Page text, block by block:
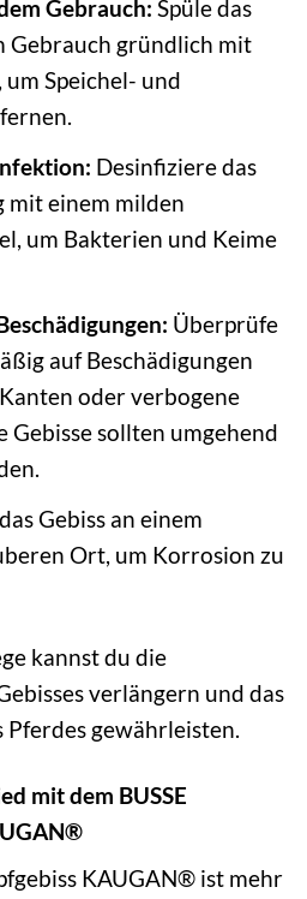
Gebrauch: Spüle das
Gebrauch gründlich mit
Speichel- und
Desinfiziere das
mit einem milden
um Bakterien und Keime
Überprüfe
auf Beschädigungen
oder verbogene
Gebisse sollten umgehend
Gebiss an einem
Ort, um Korrosion zu
kannst du die
verlängern und das
gewährleisten.
mit dem BUSSE
KAUGAN® ist mehr